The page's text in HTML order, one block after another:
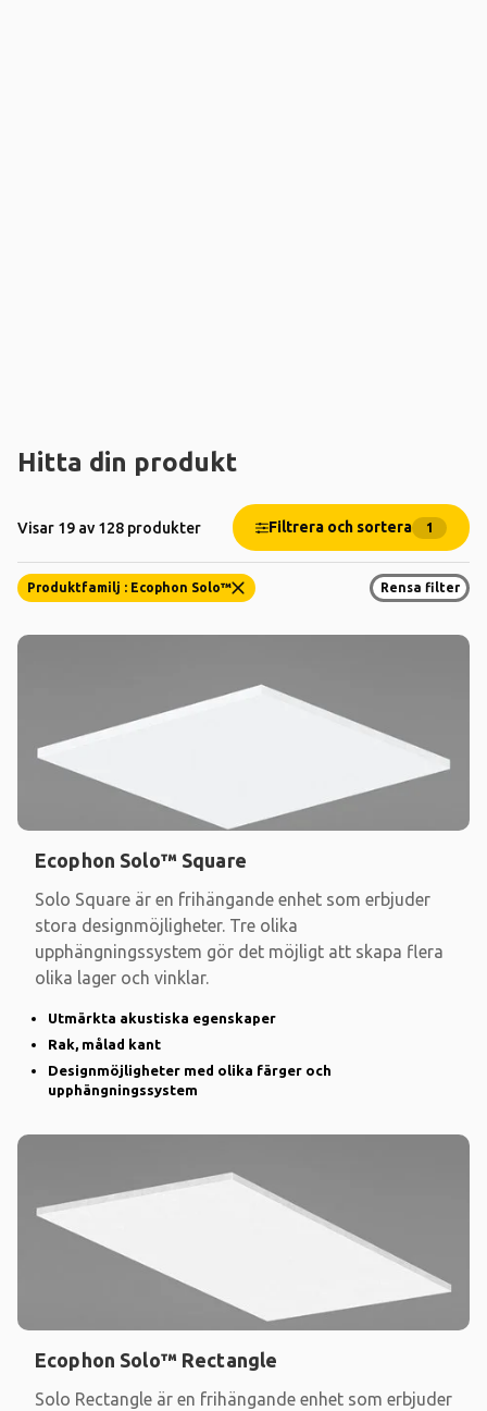
Hitta din produkt
Visar 19 av 128 produkter Filtrera och sortera 1
Produktfamilj : Ecophon Solo™ Rensa filter
Ecophon Solo™ Square
Solo Square är en frihängande enhet som erbjuder
stora designmöjligheter. Tre olika
upphängningssystem gör det möjligt att skapa flera
olika lager och vinklar.
Utmärkta akustiska egenskaper
Rak, målad kant
Designmöjligheter med olika färger och
upphängningssystem
Ecophon Solo™ Rectangle
Solo Rectangle är en frihängande enhet som erbjuder